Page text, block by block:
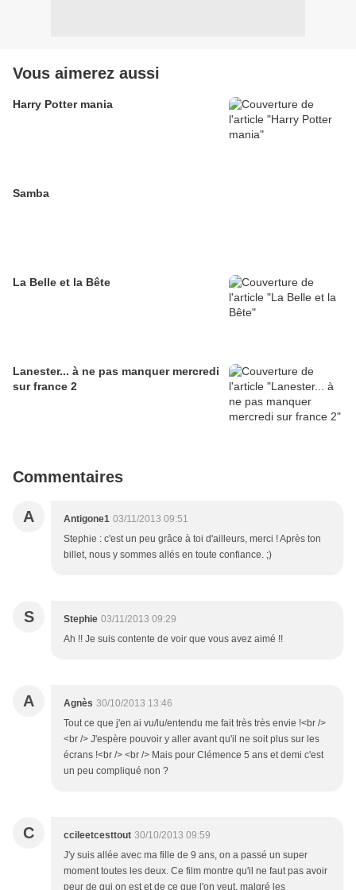
Vous aimerez aussi
Harry Potter mania
Samba
La Belle et la Bête
Lanester... à ne pas manquer mercredi
sur france 2
Commentaires
A Antigone1 03/11/2013 09:51
Stephie : c'est un peu grâce à toi d'ailleurs, merci ! Après ton
billet, nous y sommes allés en toute confiance. ;)
S Stephie 03/11/2013 09:29
Ah !! Je suis contente de voir que vous avez aimé !!
A Agnès 30/10/2013 13:46
Tout ce que j'en ai vu/lu/entendu me fait très très envie !<br />
<br /> J'espère pouvoir y aller avant qu'il ne soit plus sur les
écrans !<br /> <br /> Mais pour Clémence 5 ans et demi c'est
un peu compliqué non ?
C ccileetcesttout 30/10/2013 09:59
J'y suis allée avec ma fille de 9 ans, on a passé un super
moment toutes les deux. Ce film montre qu'il ne faut pas avoir
peur de qui on est et de ce que l'on veut, malgré les